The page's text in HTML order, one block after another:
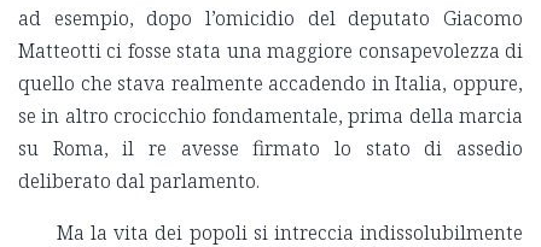
ad esempio, dopo l’omicidio del deputato Giacomo
Matteotti ci fosse stata una maggiore consapevolezza di
quello che stava realmente accadendo in Italia, oppure,
se in altro crocicchio fondamentale, prima della marcia
su Roma, il re avesse firmato lo stato di assedio
deliberato dal parlamento.
Ma la vita dei popoli si intreccia indissolubilmente